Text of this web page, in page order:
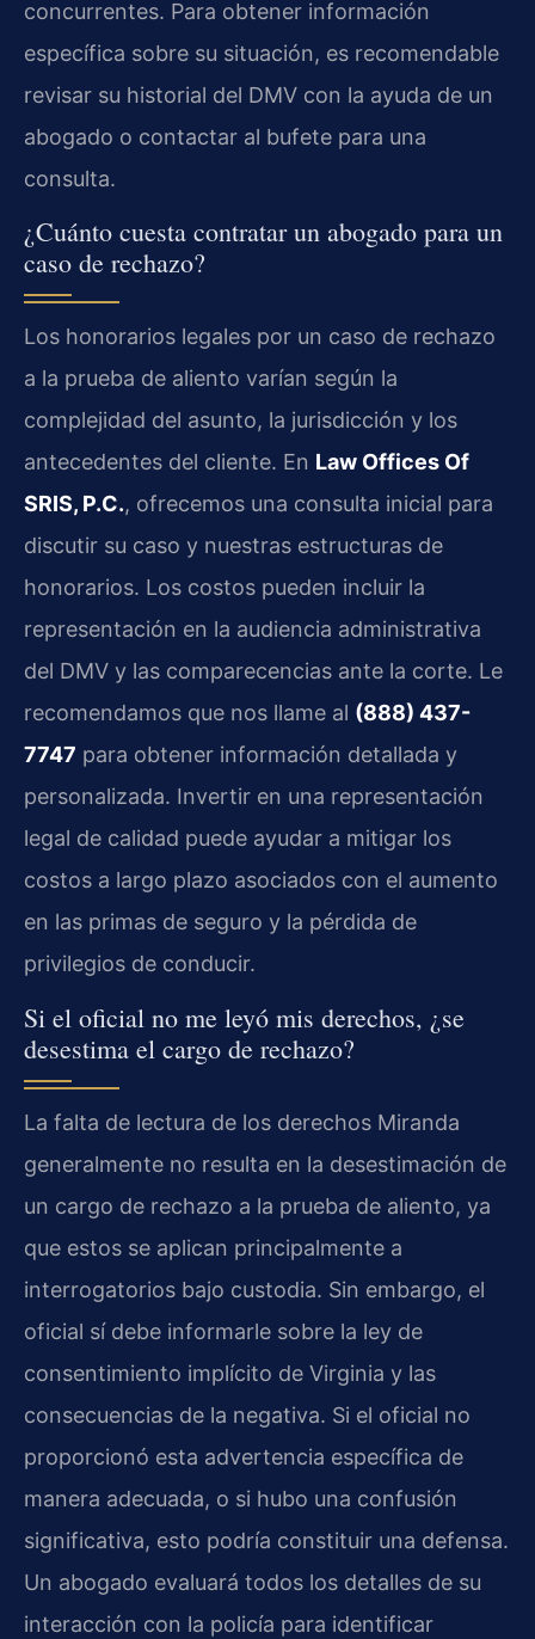
concurrentes. Para obtener información
específica sobre su situación, es recomendable
revisar su historial del DMV con la ayuda de un
abogado o contactar al bufete para una
consulta.
¿Cuánto cuesta contratar un abogado para un
caso de rechazo?
Los honorarios legales por un caso de rechazo
a la prueba de aliento varían según la
complejidad del asunto, la jurisdicción y los
antecedentes del cliente. En Law Offices Of
SRIS, P.C., ofrecemos una consulta inicial para
discutir su caso y nuestras estructuras de
honorarios. Los costos pueden incluir la
representación en la audiencia administrativa
del DMV y las comparecencias ante la corte. Le
recomendamos que nos llame al (888) 437-
7747 para obtener información detallada y
personalizada. Invertir en una representación
legal de calidad puede ayudar a mitigar los
costos a largo plazo asociados con el aumento
en las primas de seguro y la pérdida de
privilegios de conducir.
Si el oficial no me leyó mis derechos, ¿se
desestima el cargo de rechazo?
La falta de lectura de los derechos Miranda
generalmente no resulta en la desestimación de
un cargo de rechazo a la prueba de aliento, ya
que estos se aplican principalmente a
interrogatorios bajo custodia. Sin embargo, el
oficial sí debe informarle sobre la ley de
consentimiento implícito de Virginia y las
consecuencias de la negativa. Si el oficial no
proporcionó esta advertencia específica de
manera adecuada, o si hubo una confusión
significativa, esto podría constituir una defensa.
Un abogado evaluará todos los detalles de su
interacción con la policía para identificar